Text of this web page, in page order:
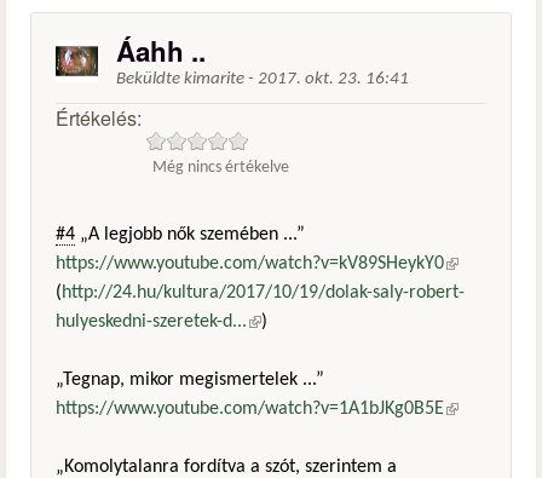
Áahh ..
Beküldte kimarite - 2017. okt. 23. 16:41
Értékelés:
Még nincs értékelve
#4 „A legjobb nők szemében ...”
https://www.youtube.com/watch?v=kV89SHeykY0(külső
hivatkozás)
(http://24.hu/kultura/2017/10/19/dolak-saly-robert-
hulyeskedni-szeretek-d...(külső hivatkozás)
)
„Tegnap, mikor megismertelek ...”
https://www.youtube.com/watch?v=1A1bJKg0B5E(külső
„Komolytalanra fordítva a szót, szerintem a